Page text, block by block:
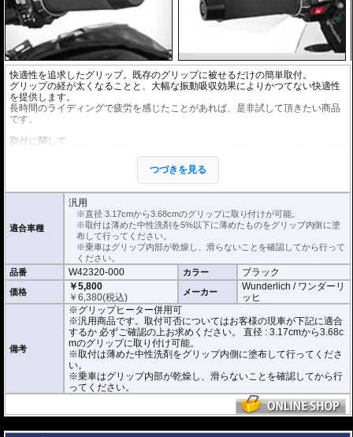
快適性を追求したグリップ。既存のグリップに被せるだけの簡単取付。
グリップの経が太くなることと、大幅な振動吸収効果によりかつてない快適性
を提供します。
長時間のライディングで疲労を感じたことがあれば、是非試して頂きたい商品
です。
取付に関して
※中性洗剤が多すぎると乾燥に時間がかかります。ご注意ください。
正しく装着すれば容易に取り付けることが可能です。
使用時の安全のため乾燥時は全く滑りません。乾いた状態で取り付けると破損
に繋がります。
乗車はグリップ内部が乾燥し、滑らないことを確認してから行ってください。
こちらの商品は汎用商品として掲載しています。
NX400で取付確認を行っているわけではありません。
取付可否についてはお客様の現車が下記に適合するか 必ずご確認の上お求めく
ださい。
直径 : 3.17cmから3.68cmのグリップに取り付けが可能。
素材 : ネオプトン
厚さ : 3.8mm
つづきを見る
適合車種
汎用
※直径 3.17cmから3.68cmのグリップに取り付けが可能。
※取付は薄めた中性洗剤を5%以下に薄めたものをグリップ内側に塗
布して行ってください。
※乗車はグリップ内部が乾燥し、滑らないことを確認してから行って
ください。
品番
W42320-000 カラー ブラック
価格
￥5,800
￥6,380(税込) メーカー
Wunderlich / ワンダーリ
ッヒ
備考
※グリップヒーター併用可
※汎用商品です。取付可否についてはお客様の現車が下記に適合
するか 必ずご確認の上お求めください。 直径 : 3.17cmから3.68c
mのグリップに取り付け可能。
※取付は薄めた中性洗剤をグリップ内側に塗布して行ってくださ
い。
※乗車はグリップ内部が乾燥し、滑らないことを確認してから行
ってください。